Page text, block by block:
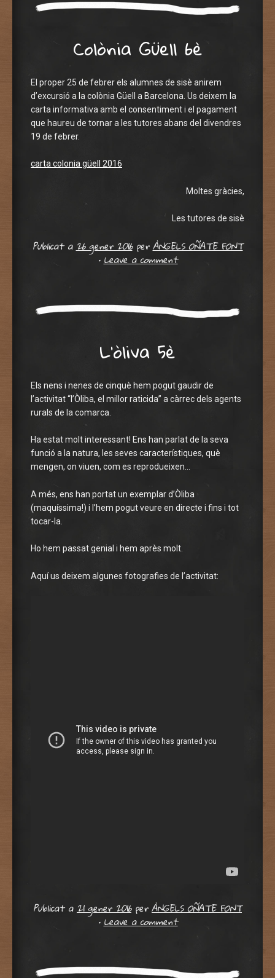
Colònia Güell 6è
El proper 25 de febrer els alumnes de sisè anirem
d’excursió a la colònia Güell a Barcelona. Us deixem la
carta informativa amb el consentiment i el pagament
que haureu de tornar a les tutores abans del divendres
19 de febrer.
carta colonia güell 2016
Moltes gràcies,
Les tutores de sisè
Publicat a 26 gener 2016perÀNGELS OÑATE FONT
• Leave a comment
L’òliva 5è
Els nens i nenes de cinquè hem pogut gaudir de
l’activitat “l’Òliba, el millor raticida” a càrrec dels agents
rurals de la comarca.
Ha estat molt interessant! Ens han parlat de la seva
funció a la natura, les seves característiques, què
mengen, on viuen, com es reprodueixen…
A més, ens han portat un exemplar d’Òliba
(maquíssima!) i l’hem pogut veure en directe i fins i tot
tocar-la.
Ho hem passat genial i hem après molt.
Aquí us deixem algunes fotografies de l’activitat:
Publicat a21 gener 2016perÀNGELS OÑATE FONT
•Leave a comment